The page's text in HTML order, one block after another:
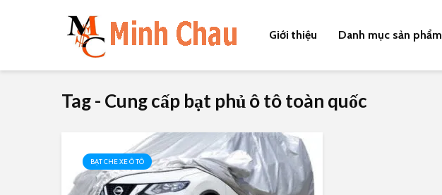
Giới thiệu Danh mục sản phẩm
Tag - Cung cấp bạt phủ ô tô toàn quốc
BẠT CHE XE Ô TÔ